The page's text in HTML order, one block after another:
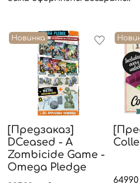
Новинка
[Предзаказ]
DCeased - A
Zombicide Game -
Omega Pledge